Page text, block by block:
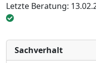
Letzte Beratung:
Sachverhalt